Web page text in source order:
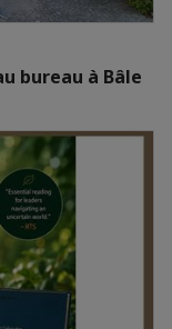
bureau à Bâle